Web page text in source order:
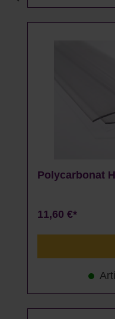
Polycarbonat
11,60 €*